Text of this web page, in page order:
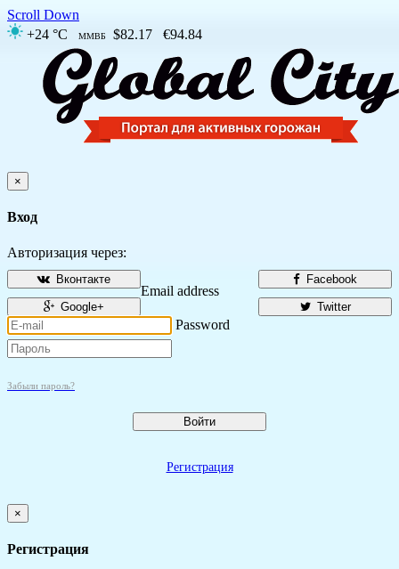
Scroll Down
+24 °C
ММВБ $82.17 €94.84
×
Вход
Авторизация через:
Facebook
Вконтакте
Twitter
Google+
Email address
Password
Забыли пароль?
Войти
Регистрация
×
Регистрация